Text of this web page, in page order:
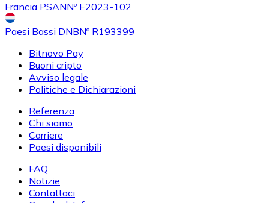
Francia PSANNº E2023-102
Paesi Bassi DNBNº R193399
Bitnovo Pay
Buoni cripto
Avviso legale
Politiche e Dichiarazioni
Referenza
Chi siamo
Carriere
Paesi disponibili
FAQ
Notizie
Contattaci